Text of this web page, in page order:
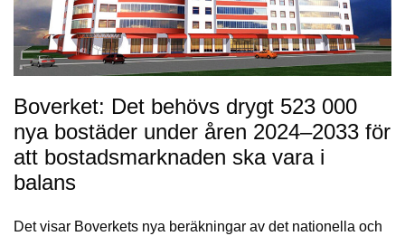
Boverket: Det behövs drygt 523 000
nya bostäder under åren 2024–2033 för
att bostadsmarknaden ska vara i
balans
Det visar Boverkets nya beräkningar av det nationella och